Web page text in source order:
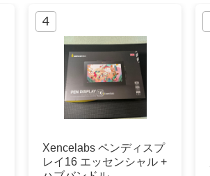
Xencelabs ペンディスプ
レイ16 エッセンシャル +